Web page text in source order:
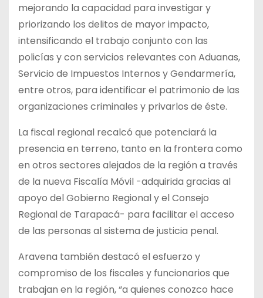
mejorando la capacidad para investigar y
priorizando los delitos de mayor impacto,
intensificando el trabajo conjunto con las
policías y con servicios relevantes con Aduanas,
Servicio de Impuestos Internos y Gendarmería,
entre otros, para identificar el patrimonio de las
organizaciones criminales y privarlos de éste.
La fiscal regional recalcó que potenciará la
presencia en terreno, tanto en la frontera como
en otros sectores alejados de la región a través
de la nueva Fiscalía Móvil -adquirida gracias al
apoyo del Gobierno Regional y el Consejo
Regional de Tarapacá- para facilitar el acceso
de las personas al sistema de justicia penal.
Aravena también destacó el esfuerzo y
compromiso de los fiscales y funcionarios que
trabajan en la región, “a quienes conozco hace